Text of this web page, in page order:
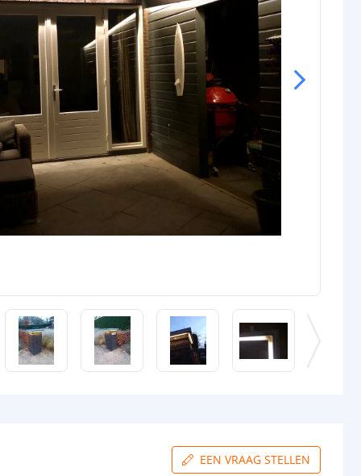
67)
Siliconen
strip (PCB)
Wit
3M VHB
10 mm
Premium: 10 mm
Prime: 12 mm
Pro: 10 mm
5.5x2.1 DC stekker type vrouw
5.5x2.1 DC stekker type man
EEN VRAAG STELLEN